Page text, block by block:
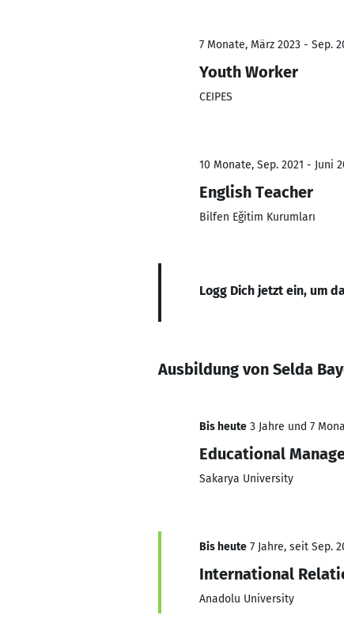
7 Monate, März 2023 - Sep.
Youth Worker
CEIPES
10 Monate, Sep. 2021 - Juni
English Teacher
Bilfen Eğitim Kurumları
Logg Dich jetzt ein, um
Ausbildung von Selda
Bis heute 3 Jahre und 7
Educational
Sakarya University
Bis heute 7 Jahre, seit Sep.
International
Anadolu University